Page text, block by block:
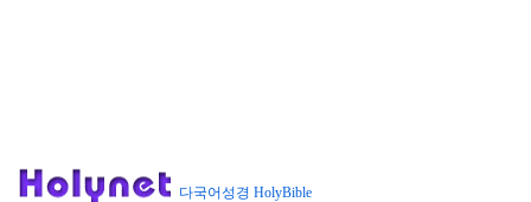
다국어성경 HolyBible